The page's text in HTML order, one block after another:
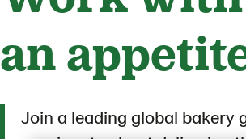
an
Join a leading global bakery